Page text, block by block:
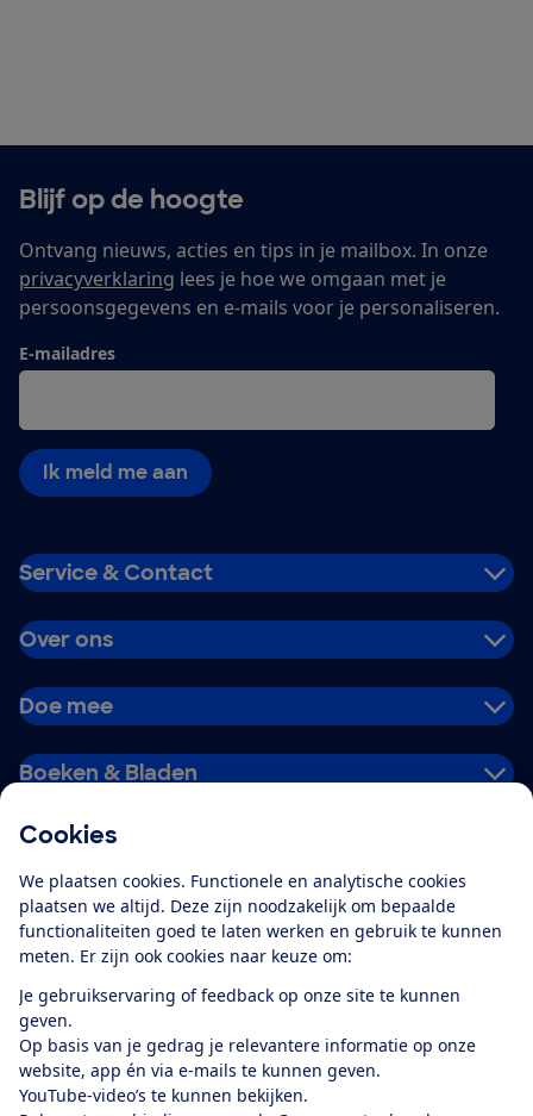
Cookies
We plaatsen cookies. Functionele en analytische cookies
plaatsen we altijd. Deze zijn noodzakelijk om bepaalde
functionaliteiten goed te laten werken en gebruik te kunnen
meten. Er zijn ook cookies naar keuze om:
Je gebruikservaring of feedback op onze site te kunnen
geven.
Op basis van je gedrag je relevantere informatie op onze
website, app én via e-mails te kunnen geven.
YouTube-video’s te kunnen bekijken.
Blijf op de hoogte
Ontvang nieuws, acties en tips in je mailbox. In onze
privacyverklaring lees je hoe we omgaan met je
persoonsgegevens en e-mails voor je personaliseren.
E-mailadres
Ik meld me aan
Service & Contact
Over ons
Doe mee
Boeken & Bladen
Alles over de
app
Algemene Voorwaarden
Privacyverklaring
Cookiebeleid
Privacyvoorkeuren